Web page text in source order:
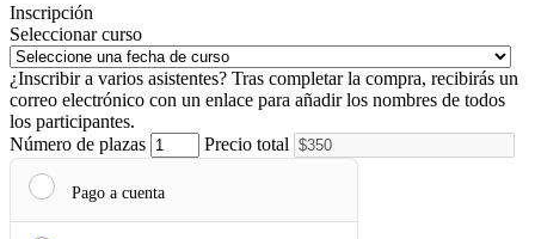
Inscripción
Seleccionar curso
¿Inscribir a varios asistentes? Tras completar la compra, recibirás un
correo electrónico con un enlace para añadir los nombres de todos
los participantes.
Número de plazas
Precio total
Pago a cuenta